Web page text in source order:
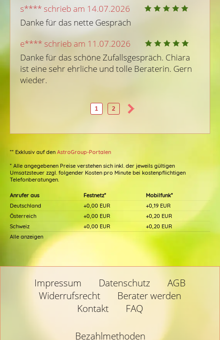
s**** schrieb am 14.07.2026
Danke für das nette Gespräch
e**** schrieb am 11.07.2026
Danke für das schöne Zufallsgespräch. Chiara
ist eine sehr ehrliche und tolle Beraterin. Gern
wieder.
1 2
** Exklusiv auf den AstroGroup-Portalen
* Alle angegebenen Preise verstehen sich inkl. der jeweils gültigen
Umsatzsteuer zzgl. folgender Kosten pro Minute bei kostenpflichtigen
Telefonberatungen.
Anrufer aus Festnetz*
Mobilfunk*
Deutschland
+0,00 EUR
+0,19 EUR
Österreich
+0,00 EUR
+0,20 EUR
Schweiz
+0,00 EUR
+0,20 EUR
Alle anzeigen
Impressum Datenschutz
AGB
Widerrufsrecht
Berater werden
Kontakt
FAQ
Bezahlmethoden